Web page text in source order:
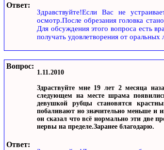
Ответ:
Здравствуйте!Если Вас не
осмотр.После обрезания головка
Для обсуждения этого вопроса есть
получать удовлетворения от
Вопрос:
1.11.2010
Здраствуйте мне 19 лет 2 месяца
следующем на месте шрама
девушкой рубцы становятся
побаливают но значительно меньше и
он сказал что всё нормально эти две
нервы на пределе.Заранее благодарю.
Ответ: